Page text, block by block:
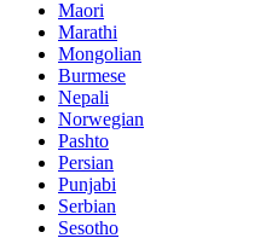
Maori
Marathi
Mongolian
Burmese
Nepali
Norwegian
Pashto
Persian
Punjabi
Serbian
Sesotho